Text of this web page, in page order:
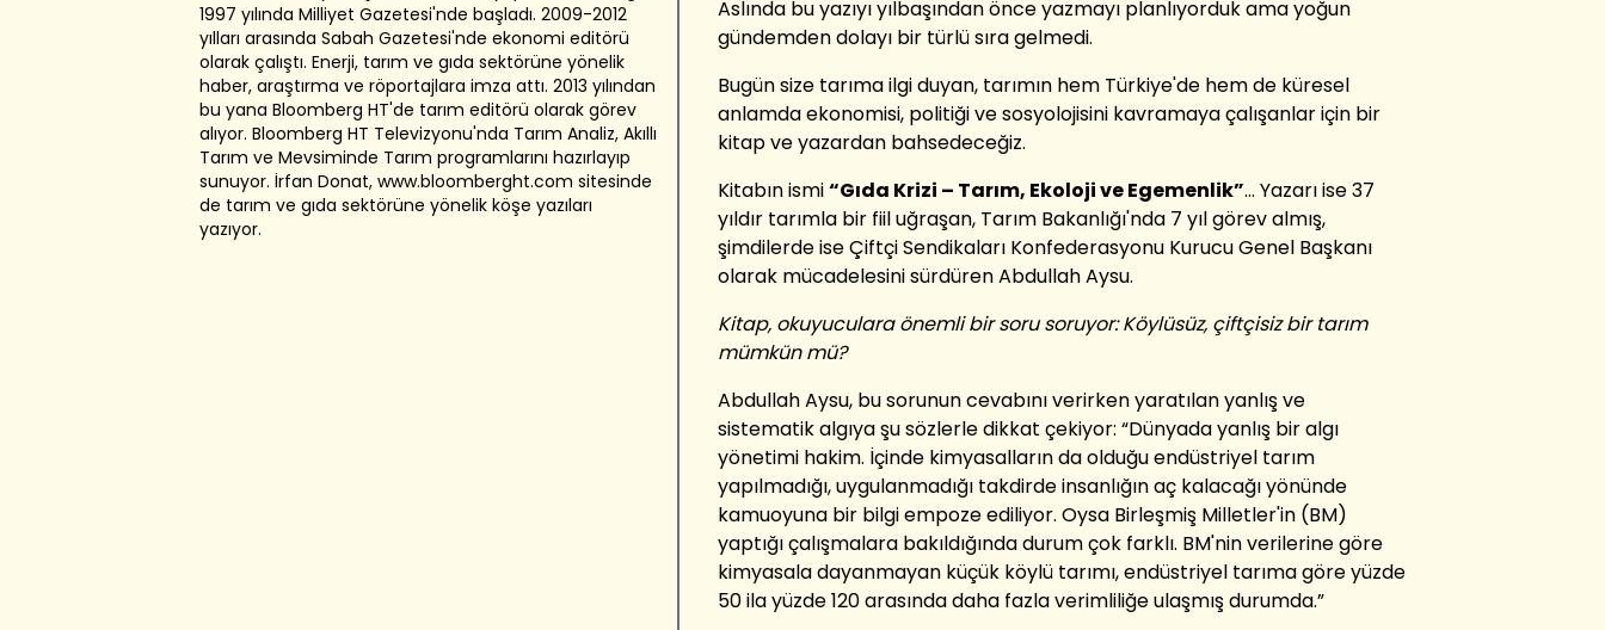
1997 yılında Milliyet Gazetesi'nde başladı. 2009-2012
yılları arasında Sabah Gazetesi'nde ekonomi editörü
olarak çalıştı. Enerji, tarım ve gıda sektörüne yönelik
haber, araştırma ve röportajlara imza attı. 2013 yılından
bu yana Bloomberg HT'de tarım editörü olarak görev
alıyor. Bloomberg HT Televizyonu'nda Tarım Analiz, Akıllı
Tarım ve Mevsiminde Tarım programlarını hazırlayıp
sunuyor. İrfan Donat, www.bloomberght.com sitesinde
de tarım ve gıda sektörüne yönelik köşe yazıları
yazıyor.
Aslında bu yazıyı yılbaşından önce yazmayı planlıyorduk ama yoğun
gündemden dolayı bir türlü sıra gelmedi.
Bugün size tarıma ilgi duyan, tarımın hem Türkiye'de hem de küresel
anlamda ekonomisi, politiği ve sosyolojisini kavramaya çalışanlar için bir
kitap ve yazardan bahsedeceğiz.
Kitabın ismi“Gıda Krizi – Tarım, Ekoloji ve Egemenlik”... Yazarı ise 37
yıldır tarımla bir fiil uğraşan, Tarım Bakanlığı'nda 7 yıl görev almış,
şimdilerde ise Çiftçi Sendikaları Konfederasyonu Kurucu Genel Başkanı
olarak mücadelesini sürdüren Abdullah Aysu.
Kitap, okuyuculara önemli bir soru soruyor: Köylüsüz, çiftçisiz bir tarım
mümkün mü?
Abdullah Aysu, bu sorunun cevabını verirken yaratılan yanlış ve
sistematik algıya şu sözlerle dikkat çekiyor: “Dünyada yanlış bir algı
yönetimi hakim. İçinde kimyasalların da olduğu endüstriyel tarım
yapılmadığı, uygulanmadığı takdirde insanlığın aç kalacağı yönünde
kamuoyuna bir bilgi empoze ediliyor. Oysa Birleşmiş Milletler'in (BM)
yaptığı çalışmalara bakıldığında durum çok farklı. BM'nin verilerine göre
kimyasala dayanmayan küçük köylü tarımı, endüstriyel tarıma göre yüzde
50 ila yüzde 120 arasında daha fazla verimliliğe ulaşmış durumda.”